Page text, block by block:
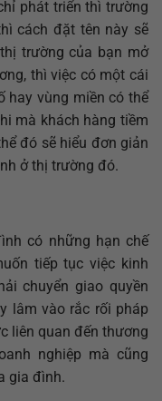
phát triển thì trường
cách đặt tên này sẽ
trường của bạn mở
thì việc có một cái
hay vùng miền có thể
mà khách hàng tiềm
đó sẽ hiểu đơn giản
ở thị trường đó.
có những hạn chế
tiếp tục việc kinh
chuyển giao quyền
lâm vào rắc rối pháp
liên quan đến thương
nghiệp mà cũng
gia đình.